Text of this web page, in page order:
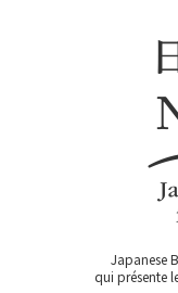
Japanese
qui présente